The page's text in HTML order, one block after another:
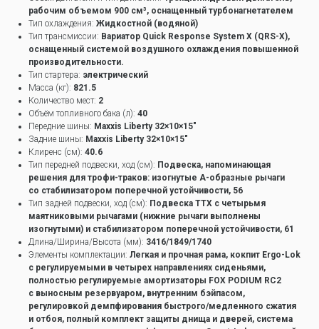
рабочим объемом 900 см³, оснащенный турбонагнетателем
Тип охлаждения: Жидкостной (водяной)
Тип трансмиссии: Вариатор Quick Response System X (QRS-X),
оснащенный системой воздушного охлаждения повышенной
производительности.
Тип стартера: электрический
Масса (кг): 821.5
Количество мест: 2
Объём топливного бака (л): 40
Передние шины: Maxxis Liberty 32×10×15″
Задние шины: Maxxis Liberty 32×10×15″
Клиренс (см): 40.6
Тип передней подвески, ход (см): Подвеска, напоминающая
решения для трофи-траков: изогнутые А-образные рычаги
со стабилизатором поперечной устойчивости, 56
Тип задней подвески, ход (см): Подвеска ТТХ с четырьмя
маятниковыми рычагами (нижние рычаги выполнены
изогнутыми) и стабилизатором поперечной устойчивости, 61
Длина/Ширина/Высота (мм): 3416/1849/1740
Элементы комплектации: Легкая и прочная рама, кокпит Ergo-Lok
с регулируемыми в четырех направлениях сиденьями,
полностью регулируемые амортизаторы FOX PODIUM RC2
с выносным резервуаром, внутренним бэйпасом,
регулировкой демпфирования быстрого/медленного сжатия
и отбоя, полный комплект защиты днища и дверей, система